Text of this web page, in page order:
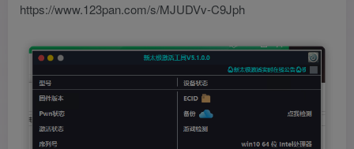
https://www.123pan.com/s/MJUDVv-C9Jph